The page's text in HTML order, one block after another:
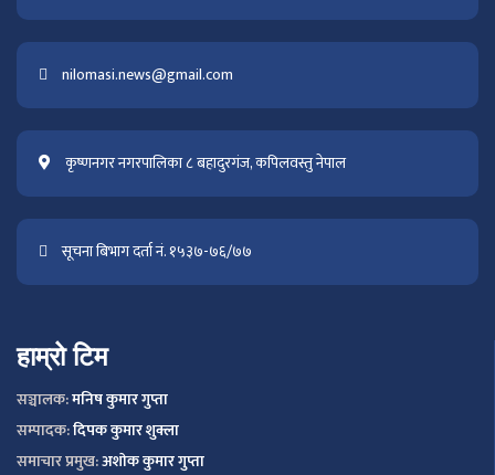
nilomasi.news@gmail.com
कृष्णनगर नगरपालिका ८ बहादुरगंज, कपिलवस्तु नेपाल
सूचना बिभाग दर्ता नं. १५३७-७६/७७
हाम्रो टिम
सञ्चालक:मनिष कुमार गुप्ता
सम्पादक:दिपक कुमार शुक्ला
समाचार प्रमुख:अशाेक कुमार गुप्ता